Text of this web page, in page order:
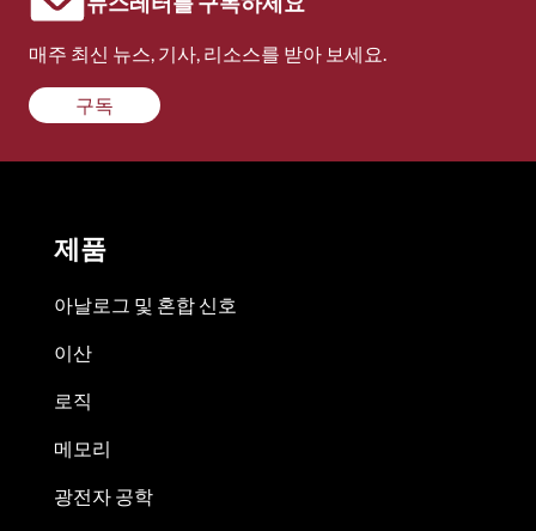
매주 최신 뉴스, 기사, 리소스를 받아 보세요.
구독
제품
아날로그 및 혼합 신호
이산
로직
메모리
광전자 공학